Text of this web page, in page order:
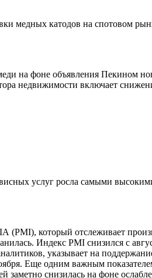
медных катодов на спотовом
на фоне объявления Пекином
недвижимости включает
услуг росла самыми
который отслеживает
Индекс PMI снизился с
указывает на
Еще одним важным
заметно снизилась на фоне